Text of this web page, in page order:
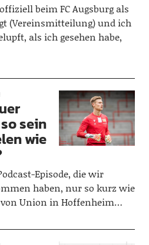
beim FC Augsburg als
(Vereinsmitteilung) und ich
als ich gesehen habe,
sein
wie
Episode, die wir
haben, nur so kurz wie
von Union in Hoffenheim…